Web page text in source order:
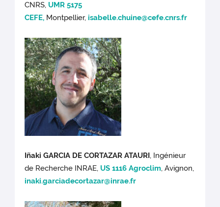
CNRS, UMR 5175
CEFE, Montpellier, isabelle.chuine@cefe.cnrs.fr
Iñaki GARCIA DE CORTAZAR ATAURI, Ingénieur
de Recherche INRAE, US 1116 Agroclim, Avignon,
inaki.garciadecortazar@inrae.fr